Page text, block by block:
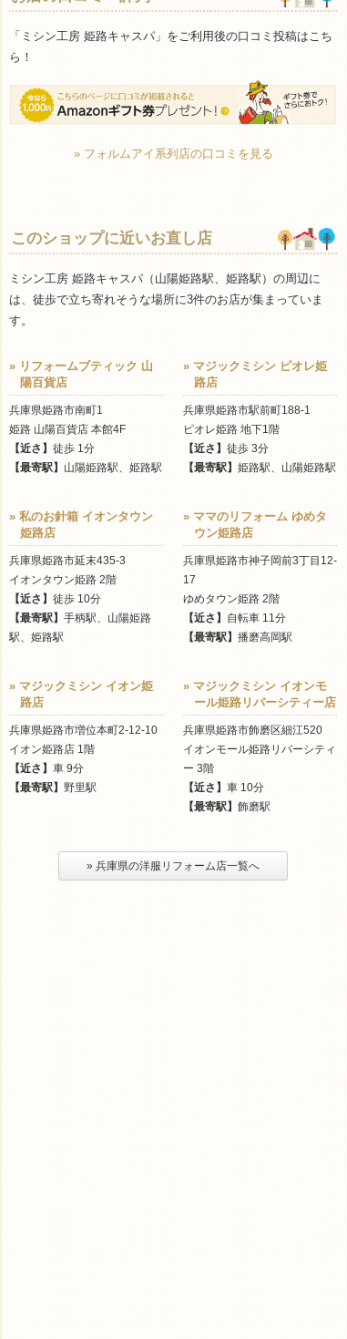
「ミシン工房 姫路キャスパ」をご利用後の口コミ投稿はこち
ら！
» フォルムアイ系列店の口コミを見る
このショップに近いお直し店
ミシン工房 姫路キャスパ（山陽姫路駅、姫路駅）の周辺に
は、徒歩で立ち寄れそうな場所に3件のお店が集まっていま
す。
» リフォームブティック 山
陽百貨店
兵庫県姫路市南町1
姫路 山陽百貨店 本館4F
【近さ】 徒歩 1分
【最寄駅】 山陽姫路駅、姫路駅
» マジックミシン ピオレ姫
路店
兵庫県姫路市駅前町188-1
ピオレ姫路 地下1階
【近さ】 徒歩 3分
【最寄駅】 姫路駅、山陽姫路駅
» 私のお針箱 イオンタウン
姫路店
兵庫県姫路市延末435-3
イオンタウン姫路 2階
【近さ】 徒歩 10分
【最寄駅】 手柄駅、山陽姫路
駅、姫路駅
» ママのリフォーム ゆめタ
ウン姫路店
兵庫県姫路市神子岡前3丁目12-
17
ゆめタウン姫路 2階
【近さ】 自転車 11分
【最寄駅】 播磨高岡駅
» マジックミシン イオン姫
路店
兵庫県姫路市増位本町2-12-10
イオン姫路店 1階
【近さ】 車 9分
【最寄駅】 野里駅
» マジックミシン イオンモ
ール姫路リバーシティー店
兵庫県姫路市飾磨区細江520
イオンモール姫路リバーシティ
ー 3階
【近さ】 車 10分
【最寄駅】 飾磨駅
» 兵庫県の洋服リフォーム店一覧へ